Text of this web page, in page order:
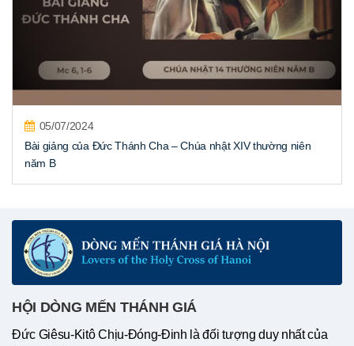
05/07/2024
Bài giảng của Đức Thánh Cha – Chúa nhật XIV thường niên
năm B
HỘI DÒNG MẾN THÁNH GIÁ
Đức Giêsu-Kitô Chịu-Đóng-Đinh là đối tượng duy nhất của